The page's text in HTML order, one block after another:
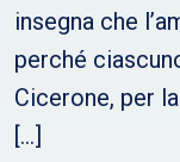
insegna che
perché
Cicerone, per
[…]